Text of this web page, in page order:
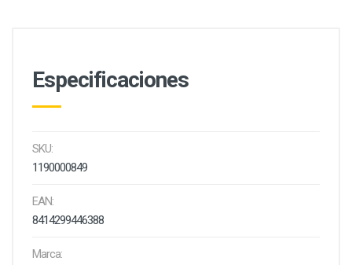
Especificaciones
SKU:
1190000849
EAN:
8414299446388
Marca: